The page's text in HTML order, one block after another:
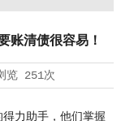
账清债很容易！
览 251次
力助手，他们掌握